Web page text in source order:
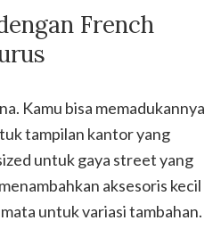
French
Kamu bisa memadukannya
tampilan kantor yang
untuk gaya street yang
aksesoris kecil
untuk variasi tambahan.